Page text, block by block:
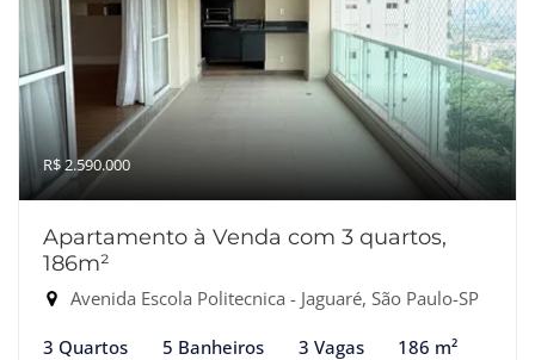
R$ 2.590.000
Apartamento à Venda com 3 quartos,
186m²
Avenida Escola Politecnica - Jaguaré, São Paulo-SP
3 Quartos 5 Banheiros 3 Vagas 186 m²